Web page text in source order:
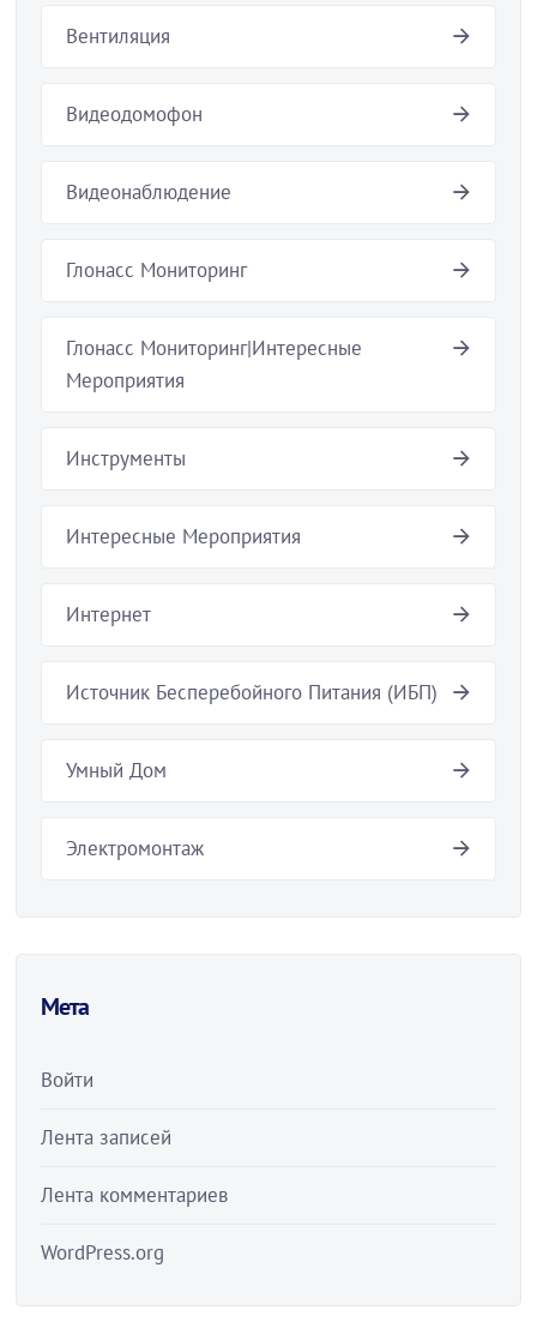
Вентиляция
Видеодомофон
Видеонаблюдение
Глонасс Мониторинг
Глонасс Мониторинг|Интересные
Мероприятия
Инструменты
Интересные Мероприятия
Интернет
Источник Бесперебойного Питания (ИБП)
Умный Дом
Электромонтаж
Мета
Войти
Лента записей
Лента комментариев
WordPress.org